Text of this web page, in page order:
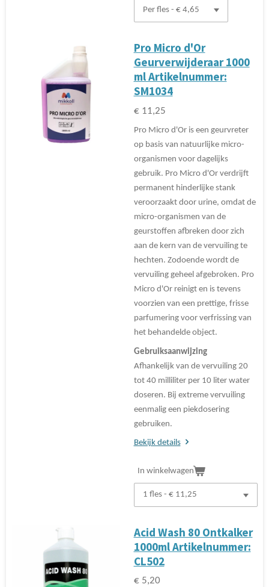
Pro Micro d'Or
Geurverwijderaar 1000
ml Artikelnummer:
SM1034
€ 11,25
Pro Micro d'Or is een geurvreter
op basis van natuurlijke micro-
organismen voor dagelijks
gebruik. Pro Micro d'Or verdrijft
permanent hinderlijke stank
veroorzaakt door urine, omdat de
micro-organismen van de
geurstoffen afbreken door zich
aan de kern van de vervuiling te
hechten. Zodoende wordt de
vervuiling geheel afgebroken. Pro
Micro d'Or reinigt en is tevens
voorzien van een prettige, frisse
parfumering voor verfrissing van
het behandelde object.
Gebruiksaanwijzing
Afhankelijk van de vervuiling 20
tot 40 milliliter per 10 liter water
doseren. Bij extreme vervuiling
eenmalig een piekdosering
gebruiken.
Bekijk details
In winkelwagen
Acid Wash 80 Ontkalker
1000ml Artikelnummer:
CL502
€ 5,20